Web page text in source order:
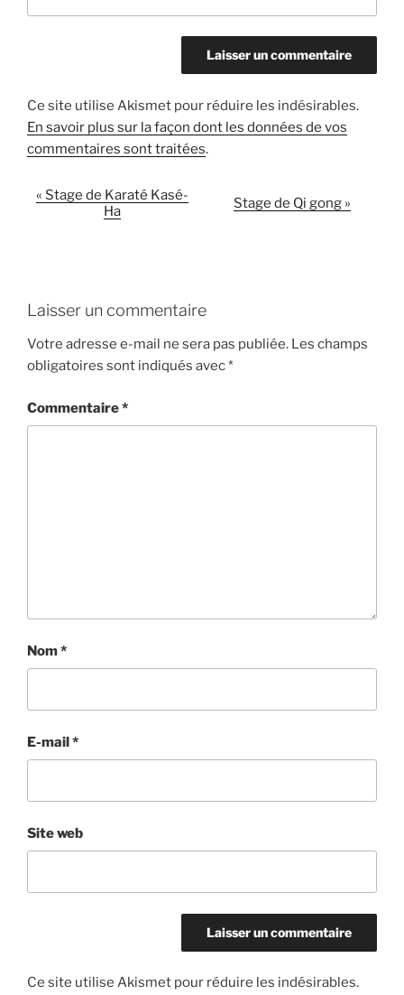
Ce site utilise Akismet pour réduire les indésirables.
En savoir plus sur la façon dont les données de vos
commentaires sont traitées.
N
a
o
n
É
« Stage de Karaté Kasé-
Ha
Stage de Qi gong »
Laisser un commentaire
Votre adresse e-mail ne sera pas publiée. Les champs
obligatoires sont indiqués avec*
Commentaire*
Nom*
E-mail*
Site web
Ce site utilise Akismet pour réduire les indésirables.